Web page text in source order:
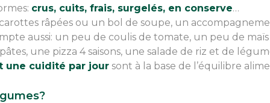
crus, cuits, frais, surgelés, en conserve…
râpées ou un bol de soupe, un
aussi: un peu de coulis de tomate, un peu de
une pizza 4 saisons, une salade de riz et de
une cuidité par jour sont à la base de l’équilibre